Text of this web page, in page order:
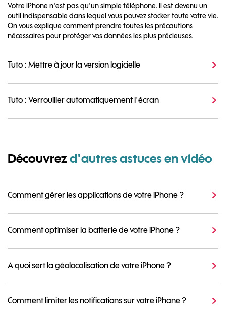
Votre iPhone n'est pas qu'un simple téléphone. Il est devenu un
outil indispensable dans lequel vous pouvez stocker toute votre vie.
On vous explique comment prendre toutes les précautions
nécessaires pour protéger vos données les plus précieuses.
Tuto : Mettre à jour la version logicielle
Tuto : Verrouiller automatiquement l'écran
Découvrezd'autres astuces en vidéo
Comment gérer les applications de votre iPhone ?
Comment optimiser la batterie de votre iPhone ?
A quoi sert la géolocalisation de votre iPhone ?
Comment limiter les notifications sur votre iPhone ?